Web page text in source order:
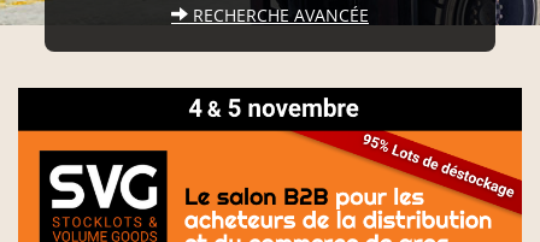
RECHERCHE AVANCÉE